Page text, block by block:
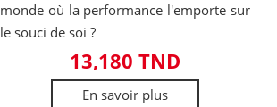
monde où la performance l'emporte sur
le souci de soi ?
13,180 TND
En savoir plus